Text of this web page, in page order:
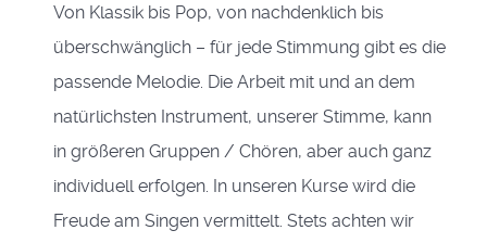
Von Klassik bis Pop, von nachdenklich bis
überschwänglich – für jede Stimmung gibt es die
passende Melodie. Die Arbeit mit und an dem
natürlichsten Instrument, unserer Stimme, kann
in größeren Gruppen / Chören, aber auch ganz
individuell erfolgen. In unseren Kurse wird die
Freude am Singen vermittelt. Stets achten wir